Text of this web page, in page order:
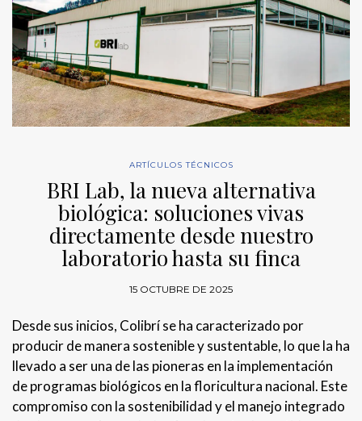
ARTÍCULOS TÉCNICOS
BRI Lab, la nueva alternativa
biológica: soluciones vivas
directamente desde nuestro
laboratorio hasta su finca
15 OCTUBRE DE 2025
Desde sus inicios, Colibrí se ha caracterizado por
producir de manera sostenible y sustentable, lo que la ha
llevado a ser una de las pioneras en la implementación
de programas biológicos en la floricultura nacional. Este
compromiso con la sostenibilidad y el manejo integrado